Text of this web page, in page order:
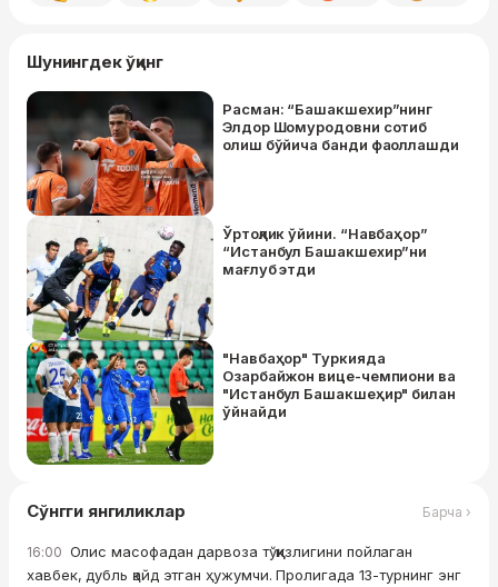
Шунингдек ўқинг
Расман: “Башакшехир”нинг
Элдор Шомуродовни сотиб
олиш бўйича банди фаоллашди
Ўртоқлик ўйини. “Навбаҳор”
“Истанбул Башакшехир”ни
мағлуб этди
"Навбаҳор" Туркияда
Озарбайжон вице-чемпиони ва
"Истанбул Башакшеҳир" билан
ўйнайди
Сўнгги янгиликлар Барча ›
16:00 Олис масофадан дарвоза тўққизлигини пойлаган
хавбек, дубль қайд этган ҳужумчи. Пролигада 13-турнинг энг